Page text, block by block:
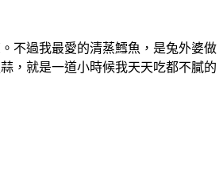
不過我最愛的清蒸鱈魚，是兔外婆做
，就是一道小時候我天天吃都不膩的